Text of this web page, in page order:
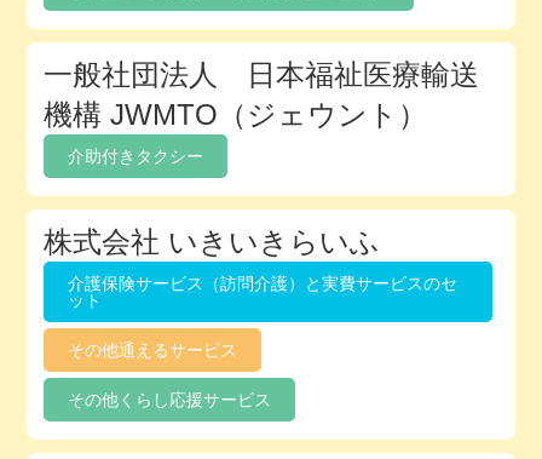
一般社団法人 日本福祉医療輸送
機構 JWMTO（ジェウント）
介助付きタクシー
株式会社 いきいきらいふ
介護保険サービス（訪問介護）と実費サービスのセ
ット
その他通えるサービス
その他くらし応援サービス